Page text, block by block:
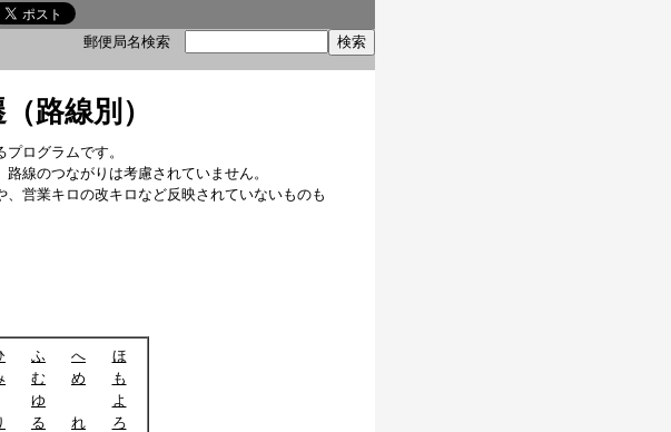
郵便局名検索
路線別）
ログラムです。
線のつながりは考慮されていません。
営業キロの改キロなど反映されていないものも
ふ へ
ほ
む め
も
ゆ
よ
る れ
ろ